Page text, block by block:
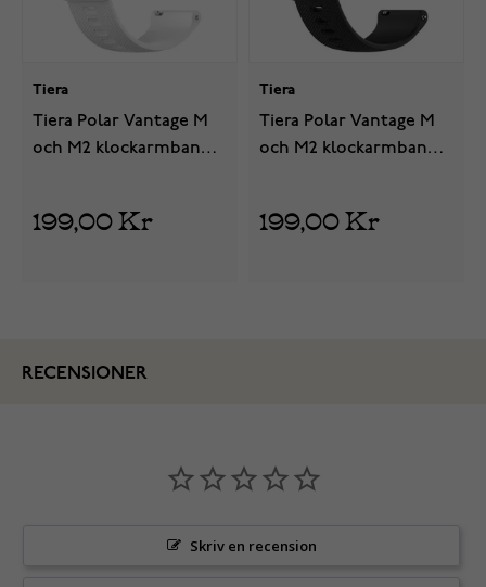
Tiera
Tiera Polar Vantage M
och M2 klockarmband
199,00 Kr
Tiera
Tiera Polar Vantage M
och M2 klockarmband
199,00 Kr
RECENSIONER
Skriv en recension